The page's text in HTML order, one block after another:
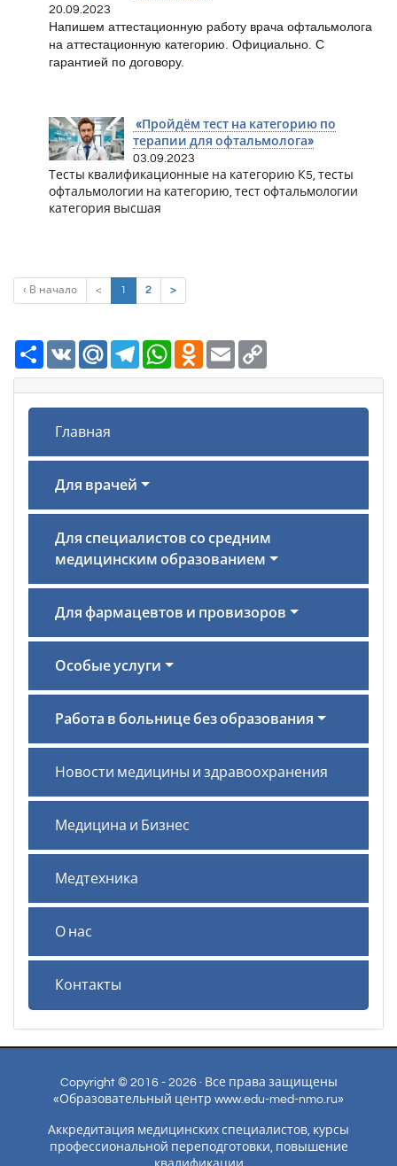
20.09.2023
Напишем аттестационную работу врача офтальмолога
на аттестационную категорию. Официально. С
гарантией по договору.
«Пройдём тест на категорию по
терапии для офтальмолога»
03.09.2023
Тесты квалификационные на категорию К5, тесты
офтальмологии на категорию, тест офтальмологии
категория высшая
‹ В начало < 1 (current)
2 >
РесурсVK Mail.Ru TelegramWhatsAppOdnoklassniki
Email
Главная
Для врачей
Для специалистов со средним
медицинским образованием
Для фармацевтов и провизоров
Особые услуги
Работа в больнице без образования
Новости медицины и здравоохранения
Медицина и Бизнес
Медтехника
О нас
Контакты
Copyright © 2016 - 2026 · Все права защищены
«Образовательный центр www.edu-med-nmo.ru»
Аккредитация медицинских специалистов, курсы
профессиональной переподготовки, повышение